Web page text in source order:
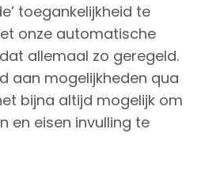
toegankelijkheid te
onze automatische
allemaal zo geregeld.
aan mogelijkheden qua
bijna altijd mogelijk om
en eisen invulling te